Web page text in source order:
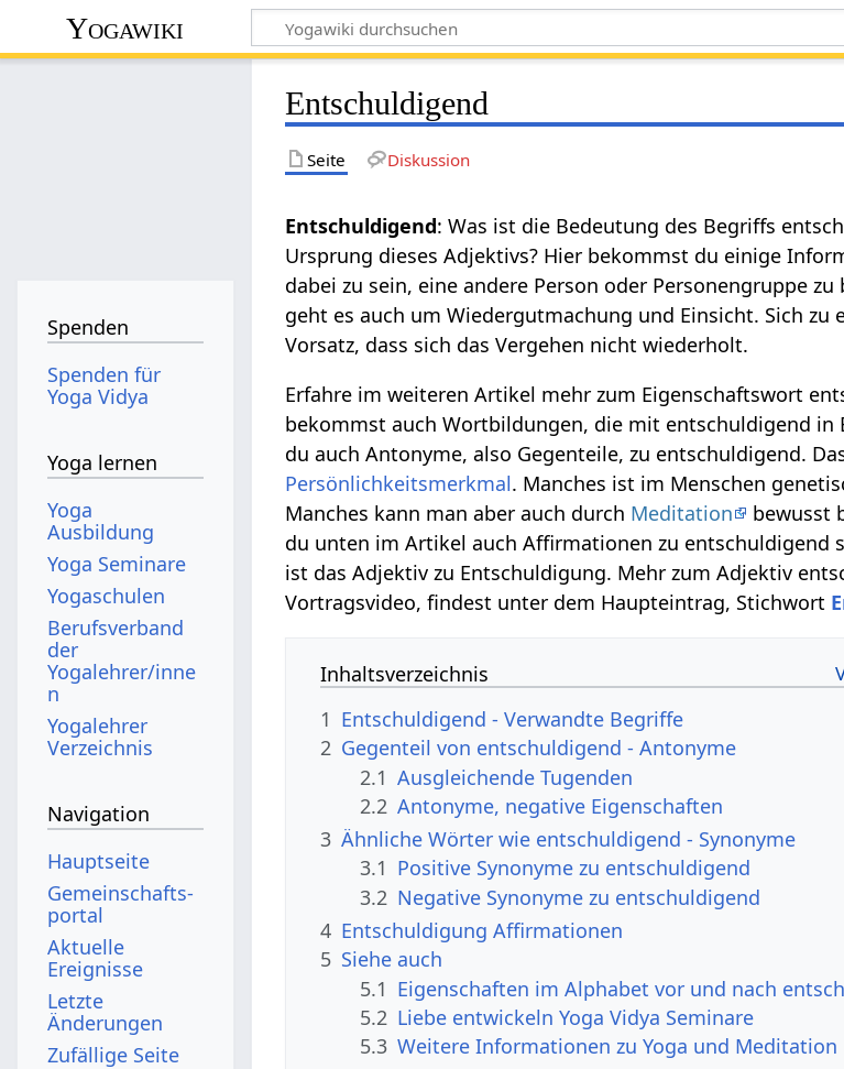
Yogawiki
Entschuldigend
Seite Diskussion
Entschuldigend: Was ist die Bedeutung des Begriffs
Ursprung dieses Adjektivs? Hier bekommst du einige
dabei zu sein, eine andere Person oder Personengruppe
geht es auch um Wiedergutmachung und Einsicht. Sich
Vorsatz, dass sich das Vergehen nicht wiederholt.
Erfahre im weiteren Artikel mehr zum Eigenschaftswort
bekommst auch Wortbildungen, die mit entschuldigend in
du auch Antonyme, also Gegenteile, zu entschuldigend.
Persönlichkeitsmerkmal. Manches ist im Menschen
Manches kann man aber auch durch Meditation
bewusst
du unten im Artikel auch Affirmationen zu entschuldigend
ist das Adjektiv zu Entschuldigung. Mehr zum Adjektiv
Vortragsvideo, findest unter dem Haupteintrag, Stichwort
Inhaltsverzeichnis
1 Entschuldigend - Verwandte Begriffe
2 Gegenteil von entschuldigend - Antonyme
2.1 Ausgleichende Tugenden
2.2 Antonyme, negative Eigenschaften
3 Ähnliche Wörter wie entschuldigend - Synonyme
3.1 Positive Synonyme zu entschuldigend
3.2 Negative Synonyme zu entschuldigend
4 Entschuldigung Affirmationen
5 Siehe auch
5.1 Eigenschaften im Alphabet vor und nach
5.2 Liebe entwickeln Yoga Vidya Seminare
5.3 Weitere Informationen zu Yoga und Meditation
Spenden
Spenden für
Yoga Vidya
Yoga lernen
Yoga
Ausbildung
Yoga Seminare
Yogaschulen
Berufsverband
der
Yogalehrer/inne
n
Yogalehrer
Verzeichnis
Navigation
Hauptseite
Gemeinschafts­
portal
Aktuelle
Ereignisse
Letzte
Änderungen
Zufällige Seite